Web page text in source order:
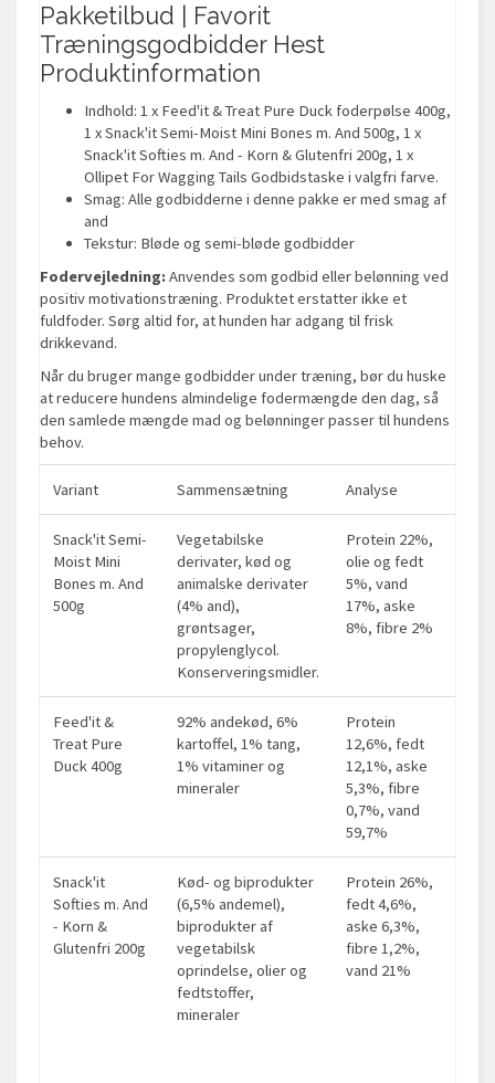
Pakketilbud | Favorit
Træningsgodbidder Hest
Produktinformation
Indhold: 1 x Feed'it & Treat Pure Duck foderpølse 400g,
1 x Snack'it Semi-Moist Mini Bones m. And 500g, 1 x
Snack'it Softies m. And - Korn & Glutenfri 200g, 1 x
Ollipet For Wagging Tails Godbidstaske i valgfri farve.
Smag: Alle godbidderne i denne pakke er med smag af
and
Tekstur: Bløde og semi-bløde godbidder
Fodervejledning:Anvendes som godbid eller belønning ved
positiv motivationstræning. Produktet erstatter ikke et
fuldfoder. Sørg altid for, at hunden har adgang til frisk
drikkevand.
Når du bruger mange godbidder under træning, bør du huske
at reducere hundens almindelige fodermængde den dag, så
den samlede mængde mad og belønninger passer til hundens
behov.
Variant Sammensætning Analyse
Snack'it Semi-
Moist Mini
Bones m. And
500g
Vegetabilske
derivater, kød og
animalske derivater
(4% and),
grøntsager,
propylenglycol.
Konserveringsmidler.
Protein 22%,
olie og fedt
5%, vand
17%, aske
8%, fibre 2%
Feed'it &
Treat Pure
Duck 400g
92% andekød, 6%
kartoffel, 1% tang,
1% vitaminer og
mineraler
Protein
12,6%, fedt
12,1%, aske
5,3%, fibre
0,7%, vand
59,7%
Snack'it
Softies m. And
- Korn &
Glutenfri 200g
Kød- og biprodukter
(6,5% andemel),
biprodukter af
vegetabilsk
oprindelse, olier og
fedtstoffer,
mineraler
Protein 26%,
fedt 4,6%,
aske 6,3%,
fibre 1,2%,
vand 21%